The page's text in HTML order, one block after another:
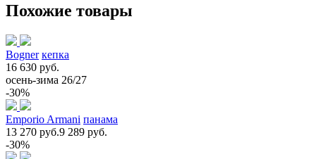
Похожие товары
Bogner кепка
16 630 руб.
осень-зима 26/27
-30%
Emporio Armani панама
13 270 руб.9 289 руб.
-30%